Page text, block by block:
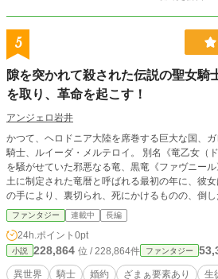
渡されたものの、入学式の日に、自分と同じ〈
た通常生の女子生徒二人を裁いた事により、ク
する。 そして、その翌日に報復に訪れた同級生
迫った際に、彼女は学園の中でも上位に入る実力
れ、学校の部活の中でも生徒会に並ぶ組織〈賞
る。 彼女は賞金稼ぎ部のガンマンとして、そし
5
隙を突かれて殺された伝説の聖女騎
を取り、革命を起こす！
アンジェロ岩井
かつて、ヘロドニア大陸を席巻する巨大な国、
騎士、ルイーダ・メルテロイ。 別名《竜乙女（ドラニア・メイデン）》は世界
を騒がせていた邪悪なる竜、黒竜《ファヴニー
土に制定された竜暦と呼ばれる最初の年に、彼
の手により、裏切られ、死にかけるものの、倒
薬を服用し、自らの死を偽り、難を逃れる。 やがて、彼女の遺体は当時の国王
の命により、王国に存在する歴史ある大聖堂、ラ
に運び込まれていく。 彼女はそこで一千年の間
日、その墓は一人の少年の手によって暴かれる。 少年の名はジードフリード。
ジードと渾名される少年だった。 彼は国にとっ
ファンタジー 連載中 長編
24h.ポイント 0pt
小説 228,864 位 / 228,864件 ファンタジー
異世界 騎士 婚約 ざまぁ要素あり 生